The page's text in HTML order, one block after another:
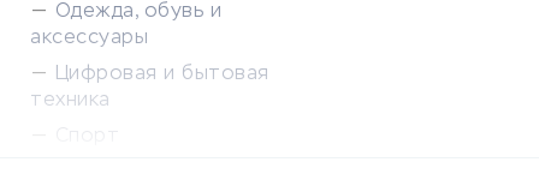
Одежда, обувь и
аксессуары
Цифровая и бытовая
техника